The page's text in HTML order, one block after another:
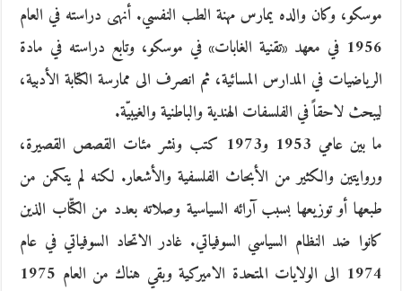
موسكو، وكان والده يمارس مهنة الطب النفسي. أنهى دراسته في العام
1956 في معهد «تقنية الغابات» في موسكو، وتابع دراسته في مادة
الرياضيات في المدارس المسائية، ثم انصرف الى ممارسة الكتابة الأدبية،
ليبحث لاحقاً في الفلسفات الهندية والباطنية والغيبيّة.
ما بين عامي 1953 و1973 كتب ونشر مئات القصص القصيرة،
وروايتين والكثير من الأبحاث الفلسفية والأشعار. لكنه لم يتكمن من
طبعها أو توزيعها بسبب آرائه السياسية وصلاته بعدد من الكتّاب الذين
كانوا ضد النظام السياسي السوفياتي. غادر الاتحاد السوفياتي في عام
1974 الى الولايات المتحدة الاميركية وبقي هناك من العام 1975